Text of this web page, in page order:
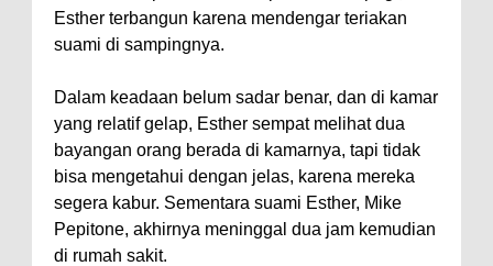
Esther terbangun karena mendengar teriakan
suami di sampingnya.
Dalam keadaan belum sadar benar, dan di kamar
yang relatif gelap, Esther sempat melihat dua
bayangan orang berada di kamarnya, tapi tidak
bisa mengetahui dengan jelas, karena mereka
segera kabur. Sementara suami Esther, Mike
Pepitone, akhirnya meninggal dua jam kemudian
di rumah sakit.